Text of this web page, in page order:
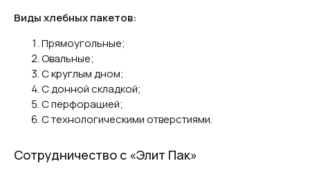
Виды хлебных пакетов:
Прямоугольные;
Овальные;
С круглым дном;
С донной складкой;
С перфорацией;
С технологическими отверстиями.
Сотрудничество с «Элит Пак»